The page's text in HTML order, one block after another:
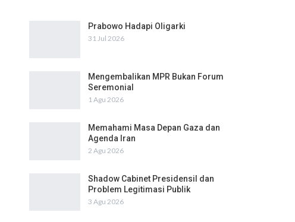
Prabowo Hadapi Oligarki
31 Jul 2026
Mengembalikan MPR Bukan Forum
Seremonial
1 Agu 2026
Memahami Masa Depan Gaza dan
Agenda Iran
2 Agu 2026
Shadow Cabinet Presidensil dan
Problem Legitimasi Publik
3 Agu 2026